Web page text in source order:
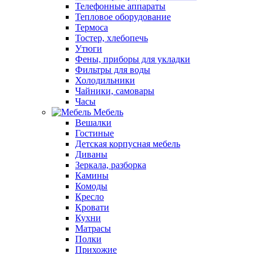
Телефонные аппараты
Тепловое оборудование
Термоса
Тостер, хлебопечь
Утюги
Фены, приборы для укладки
Фильтры для воды
Холодильники
Чайники, самовары
Часы
Мебель
Вешалки
Гостиные
Детская корпусная мебель
Диваны
Зеркала, разборка
Камины
Комоды
Кресло
Кровати
Кухни
Матрасы
Полки
Прихожие